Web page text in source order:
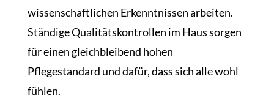
wissenschaftlichen Erkenntnissen arbeiten.
Ständige Qualitätskontrollen im Haus sorgen
für einen gleichbleibend hohen
Pflegestandard und dafür, dass sich alle wohl
fühlen.